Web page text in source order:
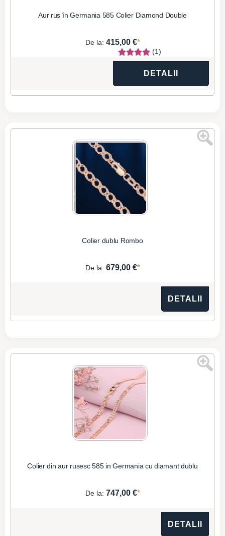
Aur rus în Germania 585 Colier Diamond Double
De la: 415,00 €*
(1)
DETALII
Colier dublu Rombo
De la: 679,00 €*
DETALII
Colier din aur rusesc 585 in Germania cu diamant dublu
De la: 747,00 €*
DETALII